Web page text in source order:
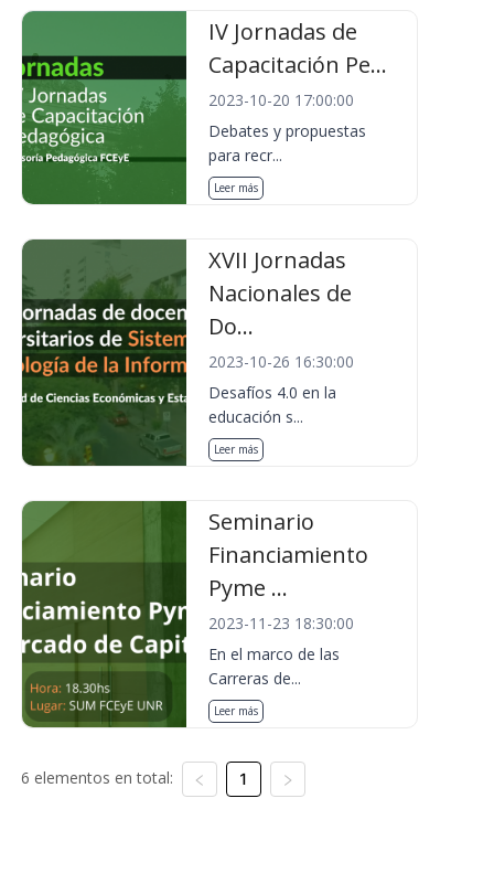
IV Jornadas de
Capacitación Pe...
2023-10-20 17:00:00
Debates y propuestas
para recr...
Leer más
XVII Jornadas
Nacionales de
Do...
2023-10-26 16:30:00
Desafíos 4.0 en la
educación s...
Leer más
Seminario
Financiamiento
Pyme ...
2023-11-23 18:30:00
En el marco de las
Carreras de...
Leer más
6 elementos en total: 1